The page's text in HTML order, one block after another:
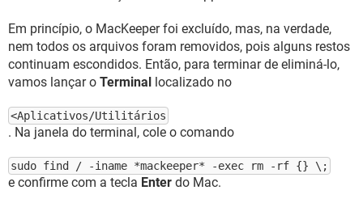
Em princípio, o MacKeeper foi excluído, mas, na verdade,
nem todos os arquivos foram removidos, pois alguns restos
continuam escondidos. Então, para terminar de eliminá-lo,
vamos lançar o Terminal localizado no
<Aplicativos/Utilitários
. Na janela do terminal, cole o comando
sudo find / -iname *mackeeper* -exec rm -rf {} \;
e confirme com a tecla Enter do Mac.